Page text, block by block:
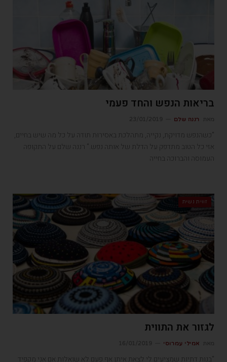
בריאות הנפש והחד פעמי
רננה שלם
"כשהנפש מדויקת, נקייה, מתהלכת באסירוּת תודה על כל מה שיש בחיים,
אזי כל הטוב מתדפק על הדלת של אותה נפש." רננה שלם על התקופה
העמוסה והברוכה בחייה
זווית נשית
לגזור את התווית
אמילי עמרוסי
"בנות דתיות שמציעים לי לצאת איתן אף פעם לא שואלות אם אני מקפיד